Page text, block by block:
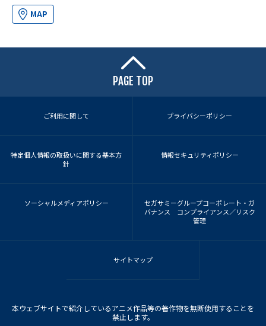
MAP
PAGE TOP
ご利用に関して プライバシーポリシー
特定個人情報の取扱いに関する基本方
針
情報セキュリティポリシー
ソーシャルメディアポリシー
セガサミーグループコーポレート・ガ
バナンス コンプライアンス／リスク
管理
サイトマップ
本ウェブサイトで紹介しているアニメ作品等の著作物を無断使用することを
禁止します。